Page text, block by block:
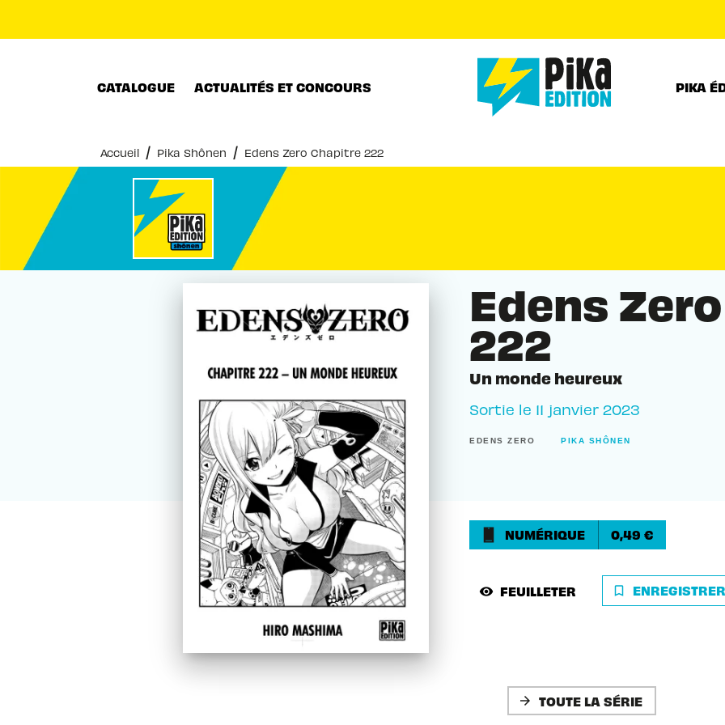
CATALOGUE ACTUALITÉS ET CONCOURS PIKA
Accueil / Pika Shônen / Edens Zero Chapitre 222
Edens
222
Un monde heureux
Sortie le 11 janvier 2023
EDENS ZERO PIKA SHÔNEN
NUMÉRIQUE 0,49 €
visibility FEUILLETER bookmark_border ENREGISTRER
arrow_forward TOUTE LA SÉRIE